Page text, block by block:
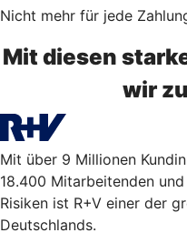
Nicht mehr für jede
Mit diesen
wir
Mit über 9 Millionen
18.400 Mitarbeitenden
Risiken ist R+V einer der
Deutschlands.